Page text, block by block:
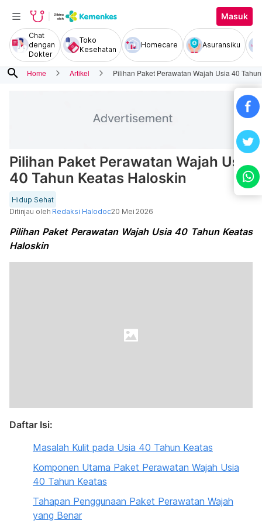
Masuk
Chat
dengan
Dokter
Toko
Kesehatan
Homecare Asuransiku
search Home Artikel Pilihan Paket Perawatan Wajah Usia 40
Pilihan Paket Perawatan Wajah Usia
40 Tahun Keatas Haloskin
Hidup Sehat
Ditinjau oleh Redaksi Halodoc20 Mei 2026
Pilihan Paket Perawatan Wajah Usia 40 Tahun Keatas
Haloskin
Daftar Isi:
Masalah Kulit pada Usia 40 Tahun Keatas
Komponen Utama Paket Perawatan Wajah Usia
40 Tahun Keatas
Tahapan Penggunaan Paket Perawatan Wajah
yang Benar